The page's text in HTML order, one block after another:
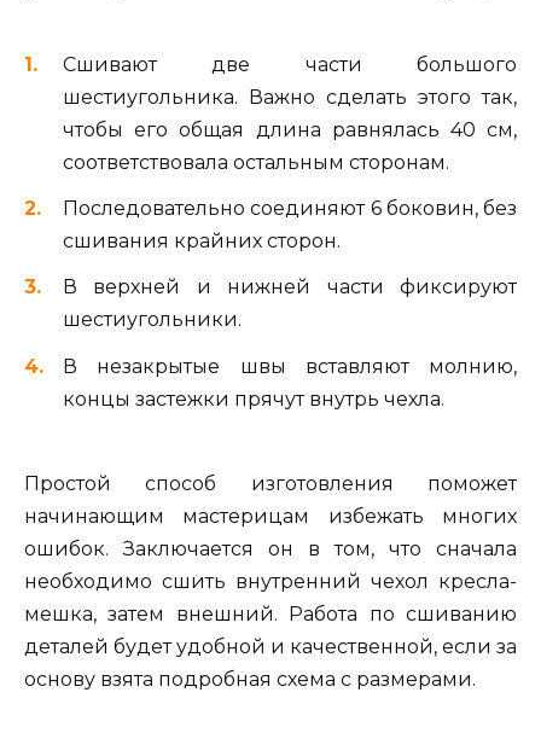
Сшивают две части большого
шестиугольника. Важно сделать этого так,
чтобы его общая длина равнялась 40 см,
соответствовала остальным сторонам.
Последовательно соединяют 6 боковин, без
сшивания крайних сторон.
В верхней и нижней части фиксируют
шестиугольники.
В незакрытые швы вставляют молнию,
концы застежки прячут внутрь чехла.
Простой способ изготовления поможет
начинающим мастерицам избежать многих
ошибок. Заключается он в том, что сначала
необходимо сшить внутренний чехол кресла-
мешка, затем внешний. Работа по сшиванию
деталей будет удобной и качественной, если за
основу взята подробная схема с размерами.